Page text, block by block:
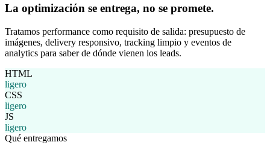
La optimización se entrega, no se promete.
Tratamos performance como requisito de salida: presupuesto de
imágenes, delivery responsivo, tracking limpio y eventos de
analytics para saber de dónde vienen los leads.
HTML
ligero
CSS
ligero
JS
ligero
Qué entregamos